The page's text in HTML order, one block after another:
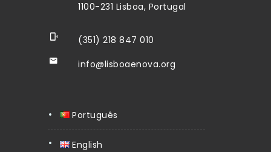
1100-231 Lisboa, Portugal
(351) 218 847 010
info@lisboaenova.org
Português
English